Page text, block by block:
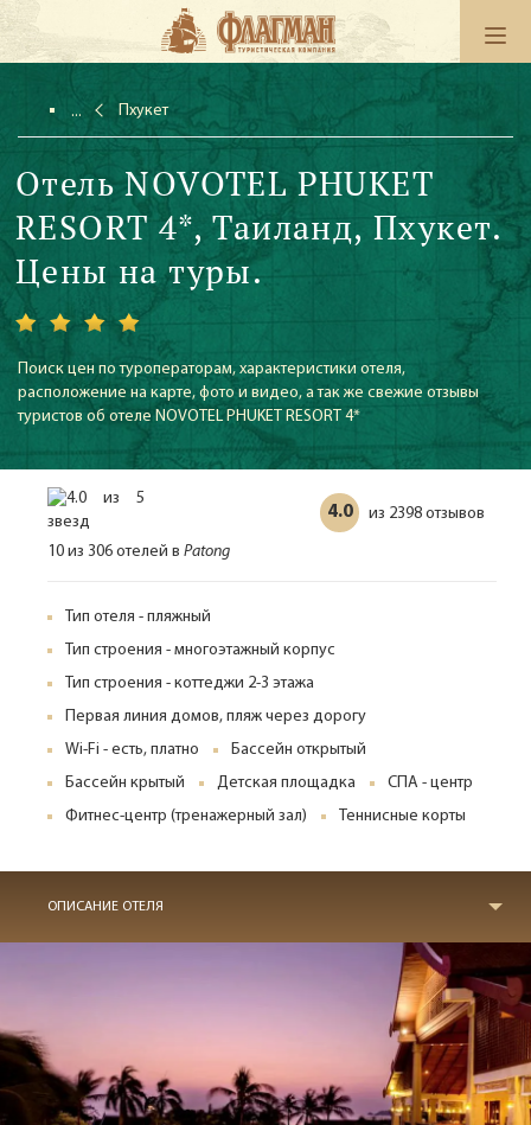
Пхукет
Отель NOVOTEL PHUKET
RESORT 4*, Таиланд, Пхукет.
Цены на туры.
Поиск цен по туроператорам, характеристики отеля,
расположение на карте, фото и видео, а так же свежие отзывы
туристов об отеле NOVOTEL PHUKET RESORT 4*
4.0 из 2398 отзывов
10 из 306 отелей в Patong
Тип отеля - пляжный
Тип строения - многоэтажный корпус
Тип строения - коттеджи 2-3 этажа
Первая линия домов, пляж через дорогу
Wi-Fi - есть, платно
Бассейн открытый
Бассейн крытый
Детская площадка
СПА - центр
Фитнес-центр (тренажерный зал)
Теннисные корты
ОПИСАНИЕ ОТЕЛЯ